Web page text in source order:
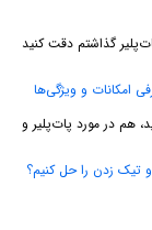
گذاشتم دقت کنید
هم در مورد پات‌پلیر و
زدن را حل کنیم؟